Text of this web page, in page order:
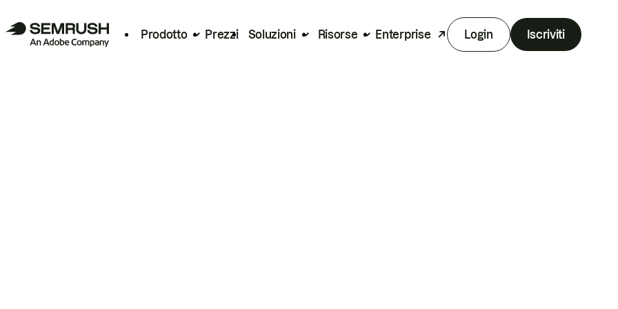
Prodotto Prezzi Soluzioni Risorse Enterprise Login Iscriviti